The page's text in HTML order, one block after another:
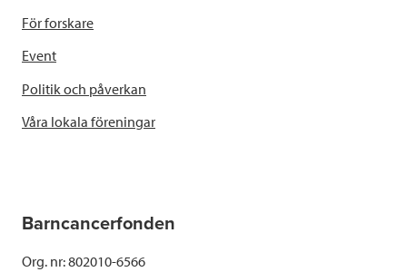
För forskare
Event
Politik och påverkan
Våra lokala föreningar
Barncancerfonden
Org. nr: 802010-6566